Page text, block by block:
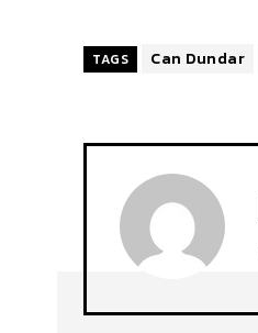
TAGS Can Dundar